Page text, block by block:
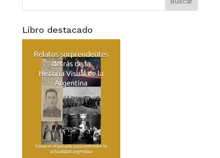
Libro destacado